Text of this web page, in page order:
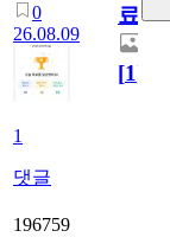
0
26.08.09
1
댓글
료
[1]
196759